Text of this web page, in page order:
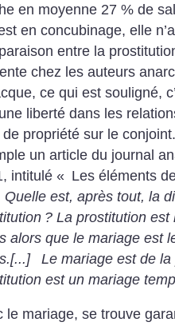
en moyenne 27 % de
en concubinage, elle
entre la
chez les auteurs
ce qui est souligné,
liberté dans les
propriété sur le
un article du journal
intitulé « Les éléments
Quelle est, après tout, la
? La prostitution est
alors que le mariage est
Le mariage est de la
est un mariage
le mariage, se trouve